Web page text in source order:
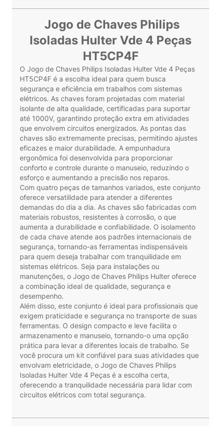
Jogo de Chaves Philips
Isoladas Hulter Vde 4 Peças
HT5CP4F
O Jogo de Chaves Philips Isoladas Hulter Vde 4 Peças
HT5CP4F é a escolha ideal para quem busca
segurança e eficiência em trabalhos com sistemas
elétricos. As chaves foram projetadas com material
isolante de alta qualidade, certificadas para suportar
até 1000V, garantindo proteção extra em atividades
que envolvem circuitos energizados. As pontas das
chaves são extremamente precisas, permitindo ajustes
eficazes e maior durabilidade. A empunhadura
ergonômica foi desenvolvida para proporcionar
conforto e controle durante o manuseio, reduzindo o
esforço e aumentando a precisão nos reparos.
Com quatro peças de tamanhos variados, este conjunto
oferece versatilidade para atender a diferentes
demandas do dia a dia. As chaves são fabricadas com
materiais robustos, resistentes à corrosão, o que
aumenta a durabilidade e confiabilidade. O isolamento
de cada chave atende aos padrões internacionais de
segurança, tornando-as ferramentas indispensáveis
para quem deseja trabalhar com tranquilidade em
sistemas elétricos. Seja para instalações ou
manutenções, o Jogo de Chaves Philips Hulter oferece
a combinação ideal de qualidade, segurança e
desempenho.
Além disso, este conjunto é ideal para profissionais que
exigem praticidade e segurança no transporte de suas
ferramentas. O design compacto e leve facilita o
armazenamento e manuseio, tornando-o uma opção
prática para levar a diferentes locais de trabalho. Se
você procura um kit confiável para suas atividades que
envolvam eletricidade, o Jogo de Chaves Philips
Isoladas Hulter Vde 4 Peças é a escolha certa,
oferecendo a tranquilidade necessária para lidar com
circuitos elétricos com total segurança.